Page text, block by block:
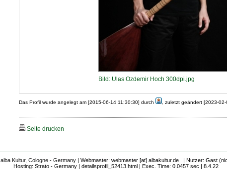
Bild: Ulas Ozdemir Hoch 300dpi.jpg
Das Profil wurde angelegt am [2015-06-14 11:30:30] durch , zuletzt geändert [2023-
Seite drucken
alba Kultur, Cologne - Germany | Webmaster: webmaster [at] albakultur.de | Nutzer: Gast
Hosting: Strato - Germany | detailsprofil_52413.html | Exec. Time: 0.0457 sec | 8.4.22